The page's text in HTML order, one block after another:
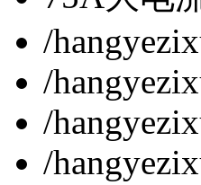
/
/
/
/